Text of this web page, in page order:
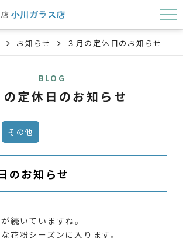
お知らせ ３月の定休日のお知らせ
BLOG
の定休日のお知らせ
その他
のお知らせ
続いていますね。
花粉シーズンに入ります。